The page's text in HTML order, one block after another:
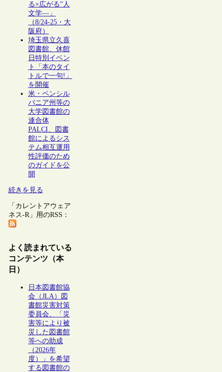
る×広がる”人
文学―」
（8/24-25・大
阪府）
埼玉県立久喜
図書館、休館
日特別イベン
ト「本のタイ
トルで一句!」
を開催
米・ペンシル
バニア州等の
大学図書館の
連合体
PALCI、図書
館によるシス
テム相互運用
性評価のため
のガイドを公
開
続きを見る
「カレントアウェア
ネス-R」用のRSS：
よく読まれている
コンテンツ（本
日）
日本図書館協
会（JLA）図
書館災害対策
委員会、「災
害等により被
災した図書館
等への助成
（2026年
度）」を希望
する図書館の